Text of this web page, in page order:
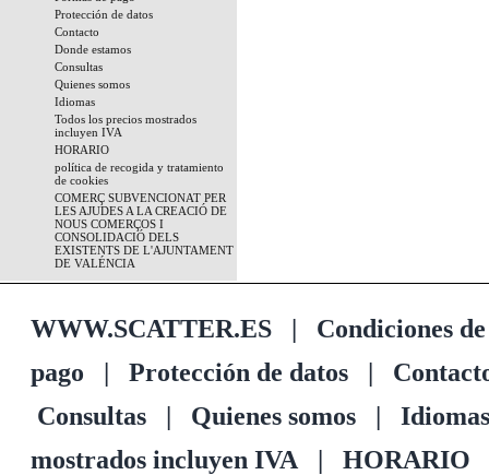
Protección de datos
Contacto
Donde estamos
Consultas
Quienes somos
Idiomas
Todos los precios mostrados
incluyen IVA
HORARIO
política de recogida y tratamiento
de cookies
COMERÇ SUBVENCIONAT PER
LES AJUDES A LA CREACIÓ DE
NOUS COMERÇOS I
CONSOLIDACIÓ DELS
EXISTENTS DE L'AJUNTAMENT
DE VALÉNCIA
WWW.SCATTER.ES | Condiciones
pago | Protección de datos |
Consultas | Quienes somos | Idiomas
mostrados incluyen IVA | HORARIO